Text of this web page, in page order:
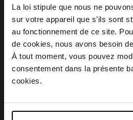
La loi stipule que nous ne
sur votre appareil que s’ils sont
au fonctionnement de ce site.
de cookies, nous avons besoin
À tout moment, vous pouvez
consentement dans la présente
cookies.
Description
Conseil d'utilisation
Caractéristiques
Choisissez
April